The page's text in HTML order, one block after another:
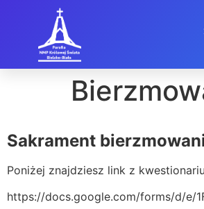
Sakrament
Poniżej znajdziesz link z
https://docs.google.com/forms/d/e/